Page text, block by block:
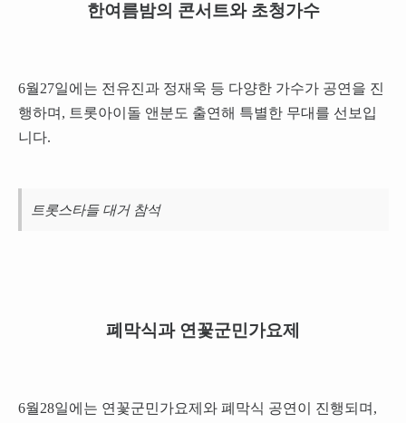
한여름밤의 콘서트와 초청가수
6월27일에는 전유진과 정재욱 등 다양한 가수가 공연을 진
행하며, 트롯아이돌 앤분도 출연해 특별한 무대를 선보입
니다.
트롯스타들 대거 참석
폐막식과 연꽃군민가요제
6월28일에는 연꽃군민가요제와 폐막식 공연이 진행되며,